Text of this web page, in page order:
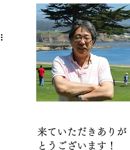
来ていただきありが
とうございます！